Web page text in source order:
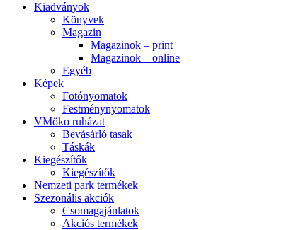
Kiadványok
Könyvek
Magazin
Magazinok – print
Magazinok – online
Egyéb
Képek
Fotónyomatok
Festménynyomatok
VMöko ruházat
Bevásárló tasak
Táskák
Kiegészítők
Kiegészítők
Nemzeti park termékek
Szezonális akciók
Csomagajánlatok
Akciós termékek